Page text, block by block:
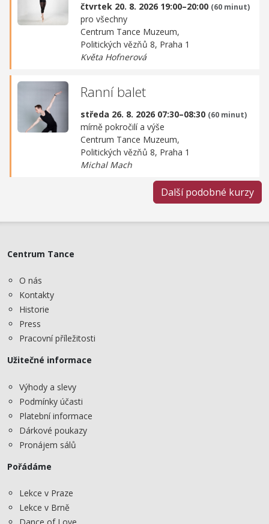
čtvrtek 20. 8. 2026 19:00–20:00 (60 minut)
pro všechny
Centrum Tance Muzeum,
Politických vězňů 8, Praha 1
Květa Hofnerová
Ranní balet
středa 26. 8. 2026 07:30–08:30 (60 minut)
mírně pokročilí a výše
Centrum Tance Muzeum,
Politických vězňů 8, Praha 1
Michal Mach
Další podobné kurzy
Centrum Tance
O nás
Kontakty
Historie
Press
Pracovní příležitosti
Užitečné informace
Výhody a slevy
Podmínky účasti
Platební informace
Dárkové poukazy
Pronájem sálů
Pořádáme
Lekce v Praze
Lekce v Brně